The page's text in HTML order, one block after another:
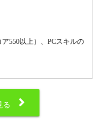
550以上）、PCスキルの
る